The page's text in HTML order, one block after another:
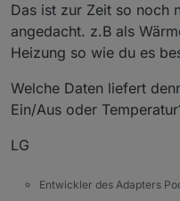
Das ist zur Zeit so noch
angedacht. z.B als
Heizung so wie du es
Welche Daten liefert
Ein/Aus oder
LG
Entwickler des Adapters